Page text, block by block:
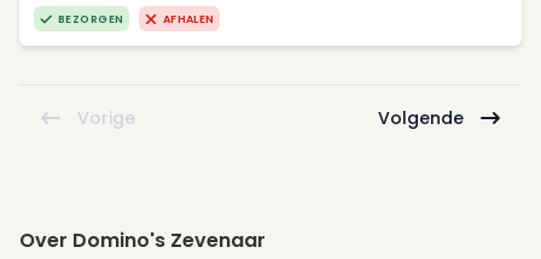
BEZORGEN AFHALEN
Vorige Volgende
Over Domino's Zevenaar